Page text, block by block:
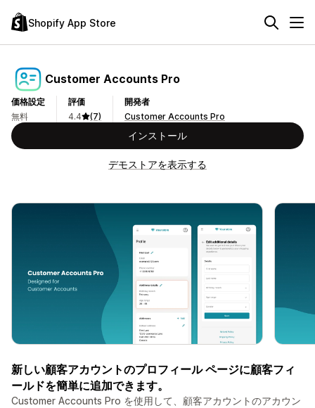
Shopify App Store
Customer Accounts Pro
価格設定
無料
評価
4.4
(7)
開発者
Customer Accounts Pro
インストール
デモストアを表示する
新しい顧客アカウントのプロフィール ページに顧客フィ
ールドを簡単に追加できます。
Customer Accounts Pro を使用して、顧客アカウントのアカウン